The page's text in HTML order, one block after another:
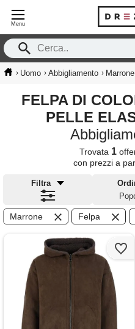
Menu
› Uomo › Abbigliamento › Marrone
FELPA DI COLORE MARRONE IN
PELLE
Trovata 1
con prezzi a
Filtra
Marrone Felpa